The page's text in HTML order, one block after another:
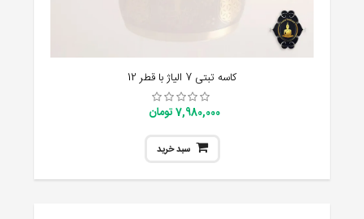
کاسه تبتی 7 الیاژ با قطر 12
7,980,000 تومان
سبد خرید